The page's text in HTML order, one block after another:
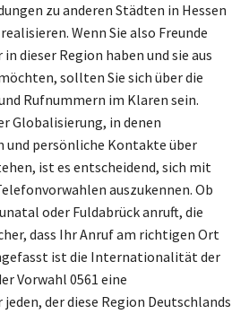
zu anderen Städten in Hessen
Wenn Sie also Freunde
dieser Region haben und sie aus
sollten Sie sich über die
Rufnummern im Klaren sein.
Globalisierung, in denen
und persönliche Kontakte über
ist es entscheidend, sich mit
auszukennen. Ob
oder Fuldabrück anruft, die
dass Ihr Anruf am richtigen Ort
ist die Internationalität der
Vorwahl 0561 eine
der diese Region Deutschlands